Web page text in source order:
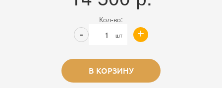
Кол-во:
шт +
-
В КОРЗИНУ